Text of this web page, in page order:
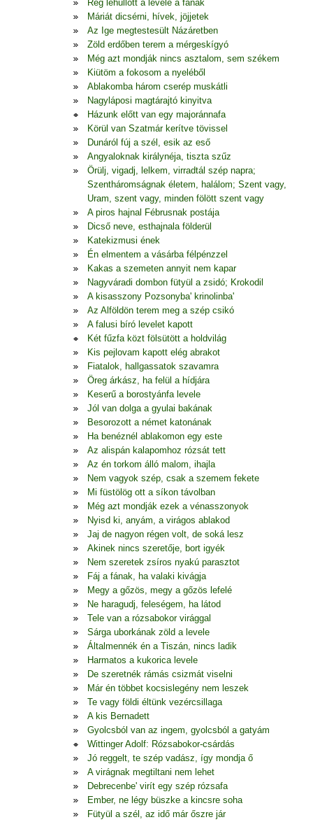
Rég lehullott a levele a fának
Máriát dicsérni, hívek, jöjjetek
Az Ige megtestesült Názáretben
Zöld erdőben terem a mérgeskígyó
Még azt mondják nincs asztalom, sem székem
Kiütöm a fokosom a nyeléből
Ablakomba három cserép muskátli
Nagyláposi magtárajtó kinyitva
Házunk előtt van egy majoránnafa
Körül van Szatmár kerítve tövissel
Dunáról fúj a szél, esik az eső
Angyaloknak királynéja, tiszta szűz
Örülj, vigadj, lelkem, virradtál szép napra;
Szentháromságnak életem, halálom; Szent vagy,
Uram, szent vagy, minden fölött szent vagy
A piros hajnal Fébrusnak postája
Dicső neve, esthajnala földerül
Katekizmusi ének
Én elmentem a vásárba félpénzzel
Kakas a szemeten annyit nem kapar
Nagyváradi dombon fütyül a zsidó; Krokodil
A kisasszony Pozsonyba' krinolinba'
Az Alföldön terem meg a szép csikó
A falusi bíró levelet kapott
Két fűzfa közt fölsütött a holdvilág
Kis pejlovam kapott elég abrakot
Fiatalok, hallgassatok szavamra
Öreg árkász, ha felül a hídjára
Keserű a borostyánfa levele
Jól van dolga a gyulai bakának
Besorozott a német katonának
Ha benéznél ablakomon egy este
Az alispán kalapomhoz rózsát tett
Az én torkom álló malom, ihajla
Nem vagyok szép, csak a szemem fekete
Mi füstölög ott a síkon távolban
Még azt mondják ezek a vénasszonyok
Nyisd ki, anyám, a virágos ablakod
Jaj de nagyon régen volt, de soká lesz
Akinek nincs szeretője, bort igyék
Nem szeretek zsíros nyakú parasztot
Fáj a fának, ha valaki kivágja
Megy a gőzös, megy a gőzös lefelé
Ne haragudj, feleségem, ha látod
Tele van a rózsabokor virággal
Sárga uborkának zöld a levele
Általmennék én a Tiszán, nincs ladik
Harmatos a kukorica levele
De szeretnék rámás csizmát viselni
Már én többet kocsislegény nem leszek
Te vagy földi éltünk vezércsillaga
A kis Bernadett
Gyolcsból van az ingem, gyolcsból a gatyám
Wittinger Adolf: Rózsabokor-csárdás
Jó reggelt, te szép vadász, így mondja ő
A virágnak megtiltani nem lehet
Debrecenbe' virít egy szép rózsafa
Ember, ne légy büszke a kincsre soha
Fütyül a szél, az idő már őszre jár